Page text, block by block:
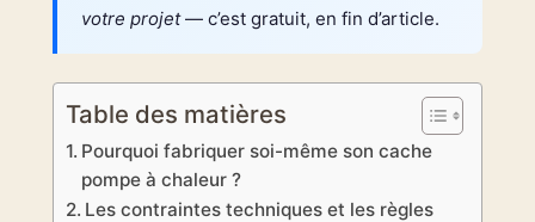
votre projet— c’est gratuit, en fin d’article.
Table des matières
Pourquoi fabriquer soi-même son cache
pompe à chaleur ?
Les contraintes techniques et les règles